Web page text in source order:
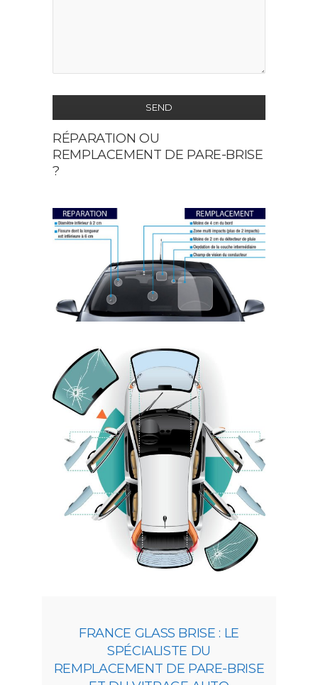
SEND
This
field
should
left
blank
RÉPARATION OU
REMPLACEMENT DE PARE-BRISE
?
FRANCE GLASS BRISE : LE
SPÉCIALISTE DU
REMPLACEMENT DE PARE-BRISE